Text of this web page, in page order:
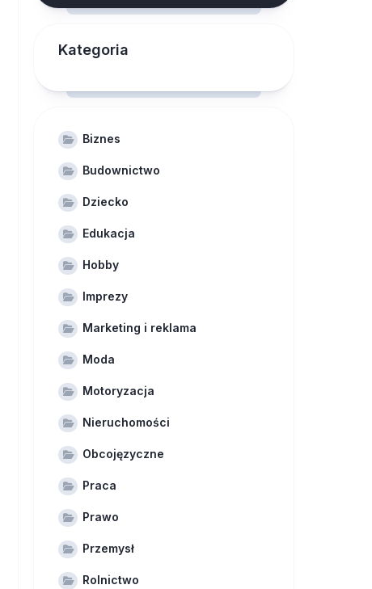
Kategoria
Biznes
Budownictwo
Dziecko
Edukacja
Hobby
Imprezy
Marketing i reklama
Moda
Motoryzacja
Nieruchomości
Obcojęzyczne
Praca
Prawo
Przemysł
Rolnictwo